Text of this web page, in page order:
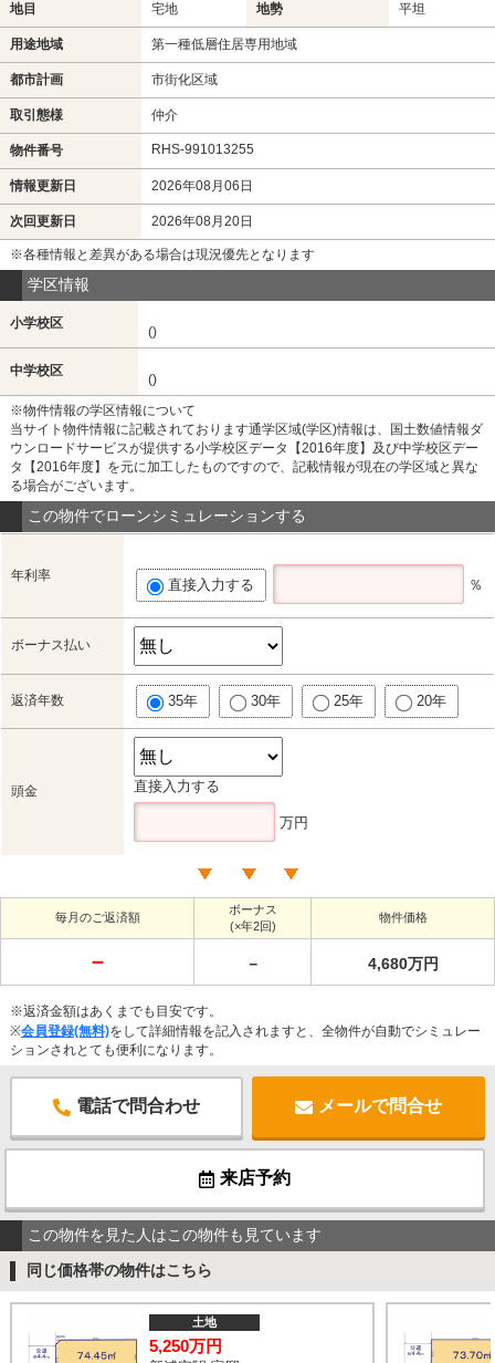
地目 宅地 地勢 平坦
用途地域 第一種低層住居専用地域
都市計画 市街化区域
取引態様 仲介
物件番号 RHS-991013255
情報更新日 2026年08月06日
次回更新日 2026年08月20日
※各種情報と差異がある場合は現況優先となります
学区情報
小学校区
()
中学校区
()
※物件情報の学区情報について
当サイト物件情報に記載されております通学区域(学区)情報は、国土数値情報ダ
ウンロードサービスが提供する小学校区データ【2016年度】及び中学校区デー
タ【2016年度】を元に加工したものですので、記載情報が現在の学区域と異な
る場合がございます。
この物件でローンシミュレーションする
年利率
直接入力する ％
ボーナス払い
返済年数 35年 30年 25年 20年
頭金 直接入力する
万円
毎月のご返済額
ボーナス
(×年2回)
物件価格
－ － 4,680万円
※返済金額はあくまでも目安です。
※会員登録(無料)をして詳細情報を記入されますと、全物件が自動でシミュレー
ションされとても便利になります。
電話で問合わせ メールで問合せ
来店予約
この物件を見た人はこの物件も見ています
同じ価格帯の物件はこちら
土地
5,250万円